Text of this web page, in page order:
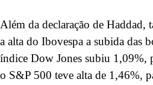
Além da declaração de Haddad,
a alta do Ibovespa a subida das
índice Dow Jones subiu 1,09%,
o S&P 500 teve alta de 1,46%,